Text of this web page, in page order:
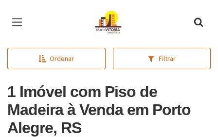
Página inicial
Ordenar Filtrar
1 Imóvel com Piso de
Madeira à Venda em Porto
Alegre, RS